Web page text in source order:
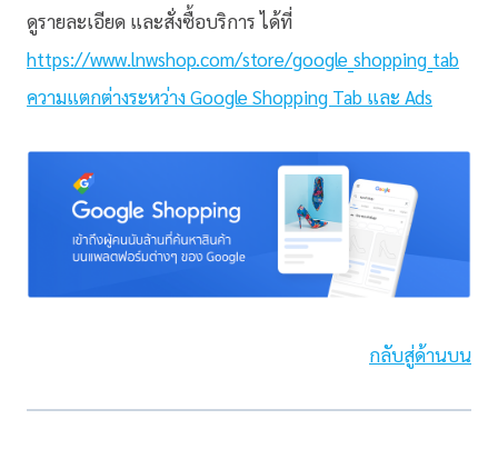
ดูรายละเอียด และสั่งซื้อบริการ ได้ที่
https://www.lnwshop.com/store/google_shopping_tab
ความแตกต่างระหว่าง Google Shopping Tab และ Ads
กลับสู่ด้านบน